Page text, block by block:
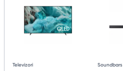
Televizori Soundbars